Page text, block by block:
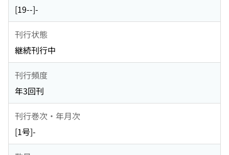
[19--]-
刊行状態
継続刊行中
刊行頻度
年3回刊
刊行巻次・年月次
[1号]-